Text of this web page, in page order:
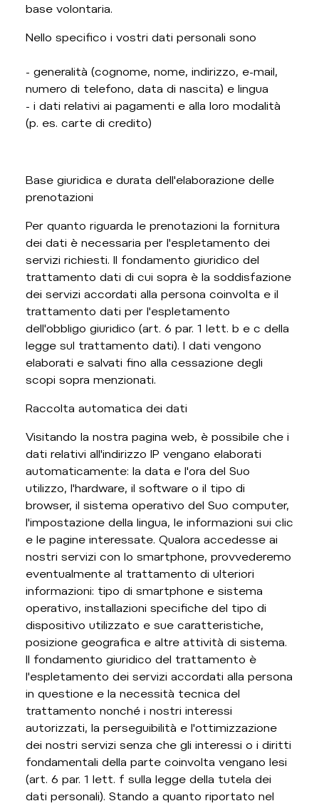
base volontaria.
Nello specifico i vostri dati personali sono
- generalità (cognome, nome, indirizzo, e-mail,
numero di telefono, data di nascita) e lingua
- i dati relativi ai pagamenti e alla loro modalità
(p. es. carte di credito)
Base giuridica e durata dell'elaborazione delle
prenotazioni
Per quanto riguarda le prenotazioni la fornitura
dei dati è necessaria per l'espletamento dei
servizi richiesti. Il fondamento giuridico del
trattamento dati di cui sopra è la soddisfazione
dei servizi accordati alla persona coinvolta e il
trattamento dati per l'espletamento
dell'obbligo giuridico (art. 6 par. 1 lett. b e c della
legge sul trattamento dati). I dati vengono
elaborati e salvati fino alla cessazione degli
scopi sopra menzionati.
Raccolta automatica dei dati
Visitando la nostra pagina web, è possibile che i
dati relativi all'indirizzo IP vengano elaborati
automaticamente: la data e l'ora del Suo
utilizzo, l'hardware, il software o il tipo di
browser, il sistema operativo del Suo computer,
l'impostazione della lingua, le informazioni sui clic
e le pagine interessate. Qualora accedesse ai
nostri servizi con lo smartphone, provvederemo
eventualmente al trattamento di ulteriori
informazioni: tipo di smartphone e sistema
operativo, installazioni specifiche del tipo di
dispositivo utilizzato e sue caratteristiche,
posizione geografica e altre attività di sistema.
Il fondamento giuridico del trattamento è
l'espletamento dei servizi accordati alla persona
in questione e la necessità tecnica del
trattamento nonché i nostri interessi
autorizzati, la perseguibilità e l'ottimizzazione
dei nostri servizi senza che gli interessi o i diritti
fondamentali della parte coinvolta vengano lesi
(art. 6 par. 1 lett. f sulla legge della tutela dei
dati personali). Stando a quanto riportato nel